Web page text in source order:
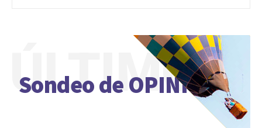
Sondeo de OPINIÓN
ÚLTIMO